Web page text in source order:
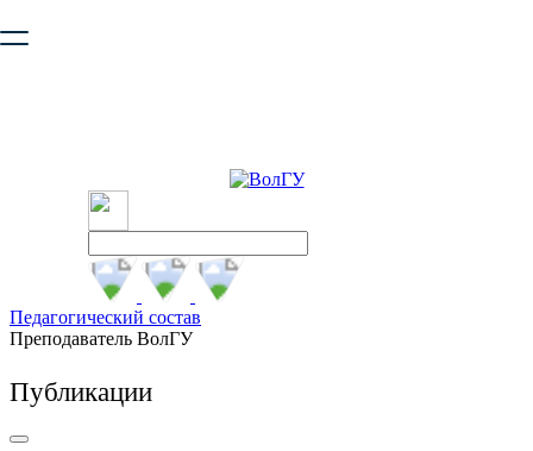
безопасную работу с сайтом. Пожалуйста
Педагогический состав
Преподаватель ВолГУ
Публикации